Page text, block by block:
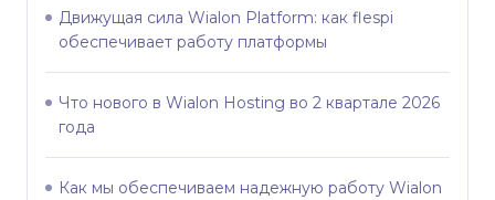
Движущая сила Wialon Platform: как flespi
обеспечивает работу платформы
Что нового в Wialon Hosting во 2 квартале 2026
года
Как мы обеспечиваем надежную работу Wialon